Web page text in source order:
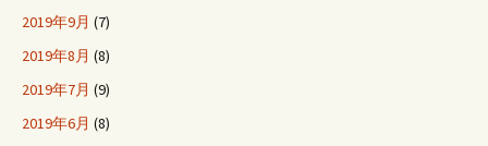
2019年9月 (7)
2019年8月 (8)
2019年7月 (9)
2019年6月 (8)